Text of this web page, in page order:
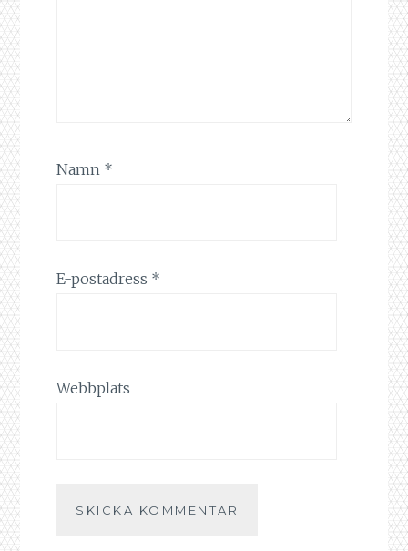
Namn *
E-postadress *
Webbplats